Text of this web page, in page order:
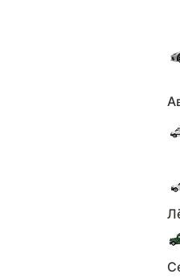
пополнил модельный ряд
Toyota Crown
Появились новые